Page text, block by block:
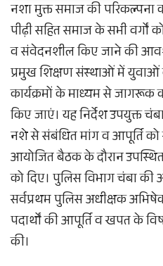
नशा मुक्त समाज की परिकल्पना
पीढ़ी सहित समाज के सभी वर्गों
व संवेदनशील किए जाने की
प्रमुख शिक्षण संस्थाओं में युवाओं
कार्यक्रमों के माध्यम से जागरूक
किए जाएं। यह निर्देश उपयुक्त
नशे से संबंधित मांग व आपूर्ति
आयोजित बैठक के दौरान उपस्थित
को दिए। पुलिस विभाग चंबा
सर्वप्रथम पुलिस अधीक्षक
पदार्थों की आपूर्ति व खपत के
की।